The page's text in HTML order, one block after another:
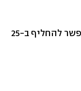
25 יח' משמשים מיובשים גדולים (אפשר להחליף ב-25